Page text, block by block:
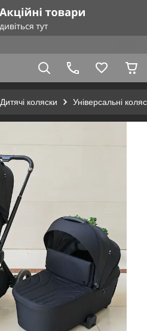
Дитячі коляски Універсальні